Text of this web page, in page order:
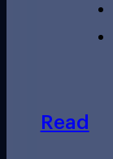
Read